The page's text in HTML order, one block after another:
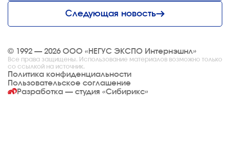
Следующая новость
© 1992 — 2026 ООО «НЕГУС ЭКСПО Интернэшнл»
Все права защищены. Использование материалов возможно только
со ссылкой на источник.
Политика конфиденциальности
Пользовательское соглашение
Разработка — студия «Сибирикс»